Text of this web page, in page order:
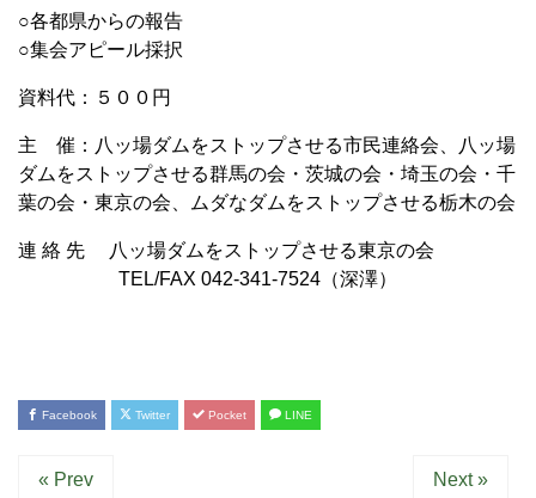
○各都県からの報告
○集会アピール採択
資料代：５００円
主 催：八ッ場ダムをストップさせる市民連絡会、八ッ場
ダムをストップさせる群馬の会・茨城の会・埼玉の会・千
葉の会・東京の会、ムダなダムをストップさせる栃木の会
連 絡 先 八ッ場ダムをストップさせる東京の会
TEL/FAX 042-341-7524（深澤）
Facebook Twitter Pocket LINE
« Prev Next »